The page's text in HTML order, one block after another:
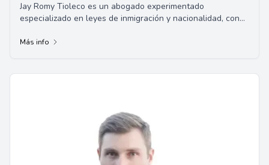
Jay Romy Tioleco es un abogado experimentado
especializado en leyes de inmigración y nacionalidad, con
Más info